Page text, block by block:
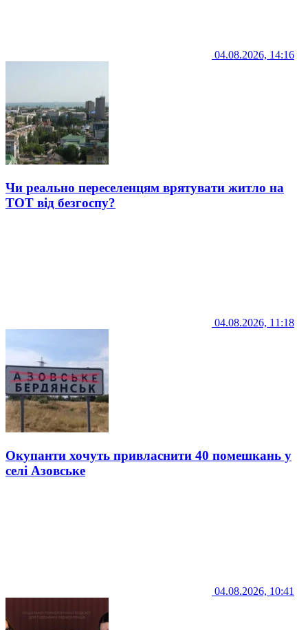
04.08.2026, 14:16
Чи реально переселенцям врятувати житло на
ТОТ від безгоспу?
04.08.2026, 11:18
Окупанти хочуть привласнити 40 помешкань у
селі Азовське
04.08.2026, 10:41